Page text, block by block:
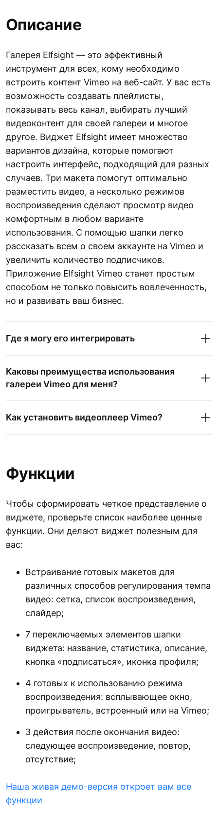
Описание
Галерея Elfsight — это эффективный
инструмент для всех, кому необходимо
встроить контент Vimeo на веб-сайт. У вас есть
возможность создавать плейлисты,
показывать весь канал, выбирать лучший
видеоконтент для своей галереи и многое
другое. Виджет Elfsight имеет множество
вариантов дизайна, которые помогают
настроить интерфейс, подходящий для разных
случаев. Три макета помогут оптимально
разместить видео, а несколько режимов
воспроизведения сделают просмотр видео
комфортным в любом варианте
использования. С помощью шапки легко
рассказать всем о своем аккаунте на Vimeo и
увеличить количество подписчиков.
Приложение Elfsight Vimeo станет простым
способом не только повысить вовлеченность,
но и развивать ваш бизнес.
Где я могу его интегрировать
Каковы преимущества использования
галереи Vimeo для меня?
Как установить видеоплеер Vimeo?
Функции
Чтобы сформировать четкое представление о
виджете, проверьте список наиболее ценные
функции. Они делают виджет полезным для
вас:
Встраивание готовых макетов для
различных способов регулирования темпа
видео: сетка, список воспроизведения,
слайдер;
7 переключаемых элементов шапки
виджета: название, статистика, описание,
кнопка «подписаться», иконка профиля;
4 готовых к использованию режима
воспроизведения: всплывающее окно,
проигрыватель, встроенный или на Vimeo;
3 действия после окончания видео:
следующее воспроизведение, повтор,
отсутствие;
Наша живая демо-версия откроет вам все
функции